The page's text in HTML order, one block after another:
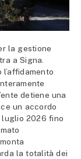
la gestione
a Signa.
l’affidamento
detiene una
un accordo
luglio 2026 fino
la totalità dei